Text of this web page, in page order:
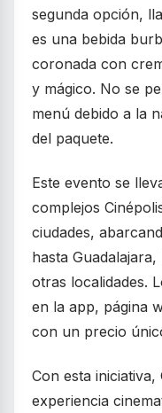
segunda opción,
es una bebida
coronada con
y mágico. No se
menú debido a la
del paquete.
Este evento se
complejos
ciudades,
hasta
otras localidades.
en la app, página
con un precio
Con esta
experiencia